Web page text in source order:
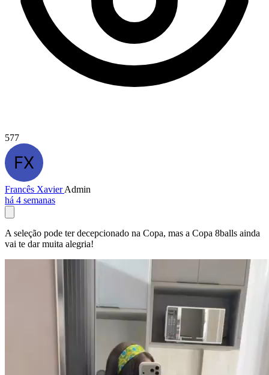
577
Francês XavierAdmin
há 4 semanas
A seleção pode ter decepcionado na Copa, mas a Copa 8balls ainda
vai te dar muita alegria!